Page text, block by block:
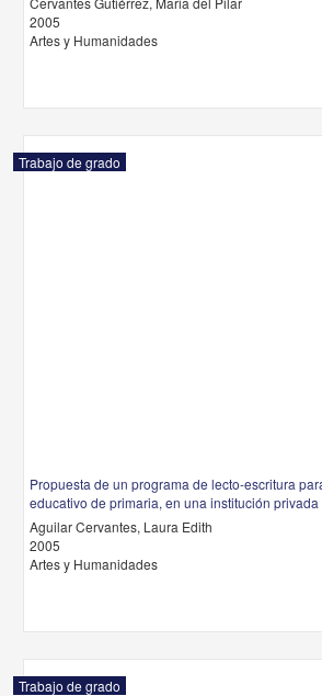
2005
Artes y Humanidades
Trabajo de grado
Propuesta de un programa de lecto-escritura
educativo de primaria, en una institución privada
Aguilar Cervantes, Laura Edith
2005
Artes y Humanidades
Trabajo de grado